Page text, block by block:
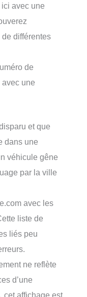
avec une
différentes
de
une
et que
dans une
véhicule gêne
par la ville
avec les
liste de
liés peu
ne reflète
d’une
cet affichage est